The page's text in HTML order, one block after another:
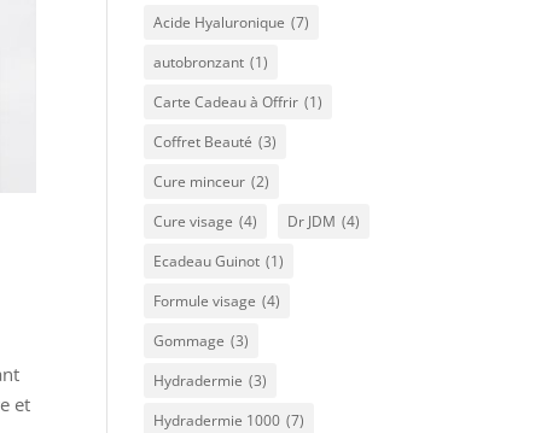
et
Acide Hyaluronique (7)
autobronzant (1)
Carte Cadeau à Offrir (1)
Coffret Beauté (3)
Cure minceur (2)
Cure visage (4) Dr JDM (4)
Ecadeau Guinot (1)
Formule visage (4)
Gommage (3)
Hydradermie (3)
Hydradermie 1000 (7)